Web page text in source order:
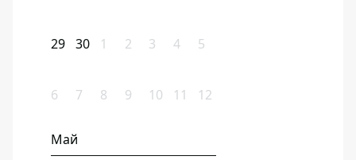
29 30 1 2 3 4 5
6 7 8 9 10 11 12
Май